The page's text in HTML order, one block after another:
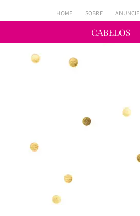
CABELOS
HOME SOBRE ANUNCIE